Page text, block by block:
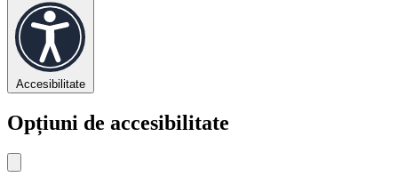
Accesibilitate
Opțiuni de accesibilitate